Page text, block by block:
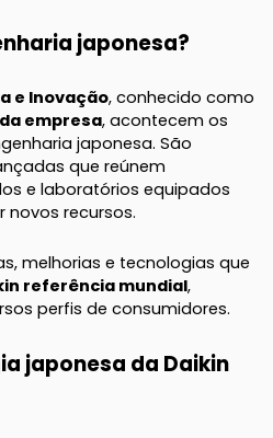
japonesa?
e Inovação, conhecido como
empresa, acontecem os
japonesa. São
que reúnem
e laboratórios equipados
novos recursos.
melhorias e tecnologias que
referência mundial,
perfis de consumidores.
japonesa da Daikin